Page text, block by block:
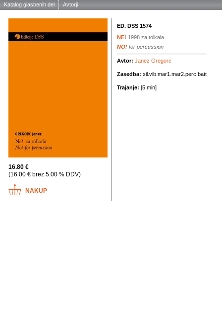
Katalog glasbenih del Avtorji
16.80 €
(16.00 € brez 5.00 % DDV)
NAKUP
ED. DSS 1574
NE! 1998 za tolkala
NO! for percussion
Avtor: Janez Gregorc
Zasedba: xil.vib.mar1.mar2.perc.batt
Trajanje: [5 min]